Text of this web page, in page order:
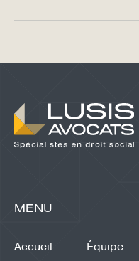
MENU
Accueil Équipe